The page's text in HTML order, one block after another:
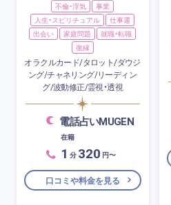
不倫・浮気
事業
人生・スピリチュアル
仕事運
出会い
家庭問題
就職・転職
復縁
オラクルカード/タロット/ダウジ
ング/チャネリング/リーディン
グ/波動修正/霊視・透視
電話占いMUGEN
在籍
1 分 320 円〜
口コミや料金を見る